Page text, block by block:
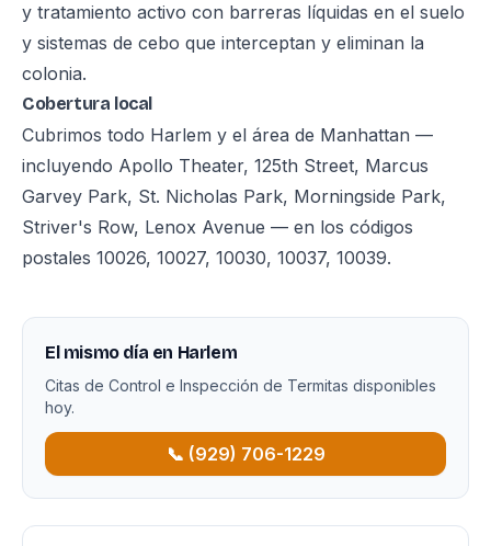
y tratamiento activo con barreras líquidas en el suelo
y sistemas de cebo que interceptan y eliminan la
colonia.
Cobertura local
Cubrimos todo Harlem y el área de Manhattan —
incluyendo Apollo Theater, 125th Street, Marcus
Garvey Park, St. Nicholas Park, Morningside Park,
Striver's Row, Lenox Avenue — en los códigos
postales 10026, 10027, 10030, 10037, 10039.
El mismo día en Harlem
Citas de Control e Inspección de Termitas disponibles
hoy.
📞 (929) 706-1229